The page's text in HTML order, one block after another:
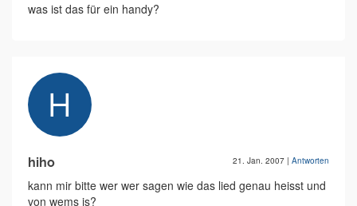
was ist das für ein handy?
hiho 21. Jan. 2007 | Antworten
kann mir bitte wer wer sagen wie das lied genau heisst und
von wems is?